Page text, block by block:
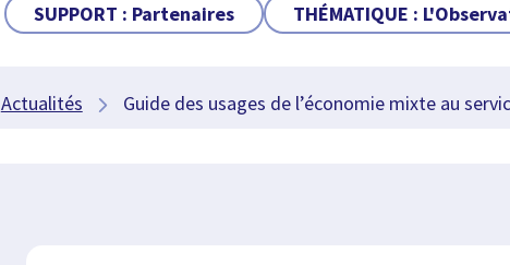
SUPPORT : Partenaires THÉMATIQUE :
Actualités Guide des usages de l’économie mixte au